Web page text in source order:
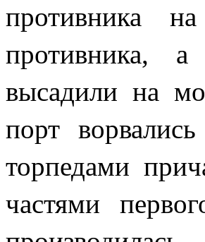
противника
противника,
высадили на
порт
торпедами
частями